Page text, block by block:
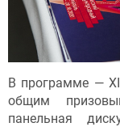
В программе —
общим
панельная